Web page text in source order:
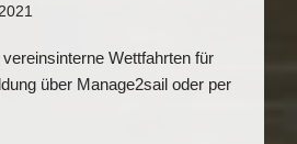
Wettfahrten für
über Manage2sail oder per